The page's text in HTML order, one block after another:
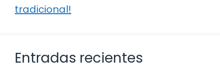
tradicional!
Entradas recientes